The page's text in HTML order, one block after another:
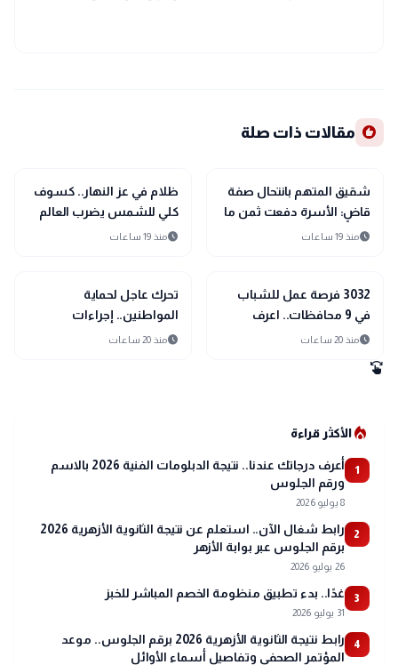
recommend مقالات ذات صلة
public
الأخبار المحلية
شقيق المتهم بانتحال صفة
قاضٍ: الأسرة دفعت ثمن ما
حدث.. ولم يساندنا حتى في
scheduleمنذ 19 ساعات
public
الأخبار المحلية
ظلام في عز النهار.. كسوف
كلي للشمس يضرب العالم
12 أغسطس
scheduleمنذ 19 ساعات
public
الأخبار المحلية3032 فرصة عمل للشباب
في 9 محافظات.. اعرف
التخصصات المطلوبة
scheduleمنذ 20 ساعات
public
الأخبار المحلية
تحرك عاجل لحماية
المواطنين.. إجراءات
مشددة ضد تسجيل خطوط
scheduleمنذ 20 ساعات
swipe
local_fire_departmentالأكثر قراءة
1
أعرف درجاتك عندنا.. نتيجة الدبلومات الفنية 2026 بالاسم
ورقم الجلوس
8 يوليو 2026
2
رابط شغال الآن.. استعلم عن نتيجة الثانوية الأزهرية 2026
برقم الجلوس عبر بوابة الأزهر
26 يوليو 2026
3 غدًا.. بدء تطبيق منظومة الخصم المباشر للخبز
31 يوليو 2026
4
رابط نتيجة الثانوية الأزهرية 2026 برقم الجلوس.. موعد
المؤتمر الصحفي وتفاصيل أسماء الأوائل